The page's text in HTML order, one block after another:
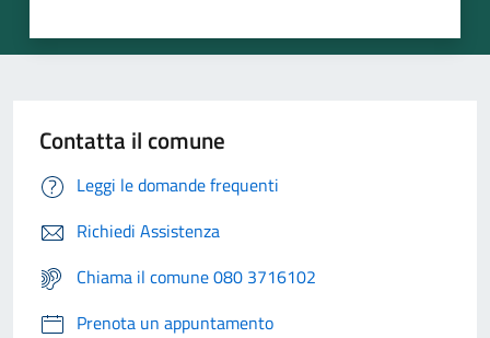
Contatta il comune
Leggi le domande frequenti
Richiedi Assistenza
Chiama il comune 080 3716102
Prenota un appuntamento